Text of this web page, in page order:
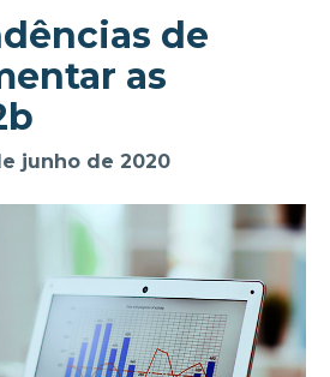
de
as
junho de 2020